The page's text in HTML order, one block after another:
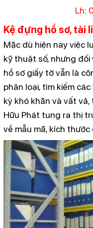
Lh:
Kệ đựng hồ sơ, tài
Mặc dù hiện nay việc
kỹ thuật số, nhưng đối
hồ sơ giấy tờ vẫn là
phân loại, tìm kiếm
kỳ khó khăn và vất
Hữu Phát tung ra thị
về mẫu mã, kích